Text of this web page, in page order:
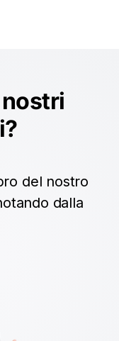
del nostro
dalla